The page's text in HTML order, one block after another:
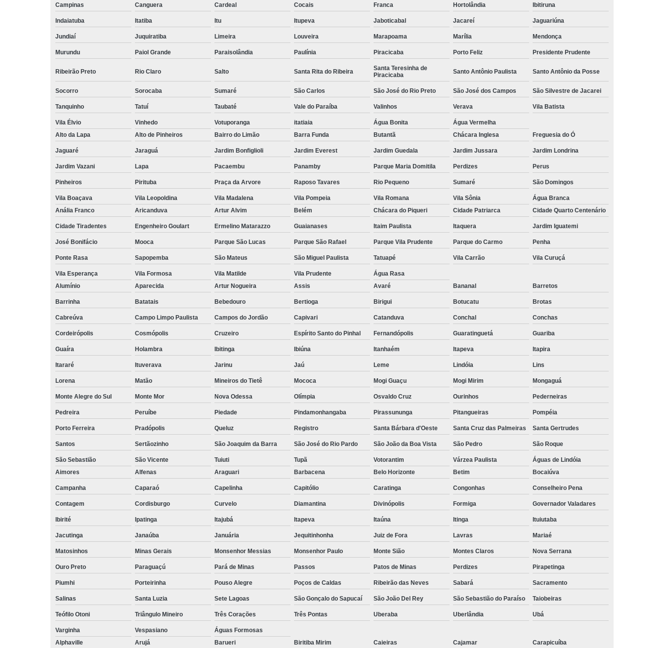
Campinas Canguera Cardeal Cocais Franca Hortolândia Ibitiruna
Indaiatuba Itatiba Itu Itupeva Jaboticabal Jacareí Jaguariúna
Jundiaí Juquiratiba Limeira Louveira Marapoama Marília Mendonça
Murundu Paiol Grande Paraisolândia Paulínia Piracicaba Porto Feliz Presidente Prudente
Ribeirão Preto Rio Claro Salto Santa Rita do Ribeira
Santa Teresinha de
Piracicaba
Santo Antônio Paulista Santo Antônio da Posse
Socorro Sorocaba Sumaré São Carlos São José do Rio Preto São José dos Campos São Silvestre de Jacarei
Tanquinho Tatuí Taubaté Vale do Paraíba Valinhos Verava Vila Batista
Vila Élvio Vinhedo Votuporanga itatiaia Água Bonita
Água Vermelha
Alto da Lapa
Alto de Pinheiros Bairro do Limão Barra Funda Butantã Chácara Inglesa Freguesia do Ó
Jaguaré Jaraguá Jardim Bonfiglioli Jardim Everest Jardim Guedala Jardim Jussara Jardim Londrina
Jardim Vazani Lapa Pacaembu Panamby Parque Maria Domitila Perdizes Perus
Pinheiros Pirituba Praça da Arvore Raposo Tavares Rio Pequeno Sumaré São Domingos
Vila Boaçava Vila Leopoldina Vila Madalena Vila Pompeia Vila Romana Vila Sônia
Água Branca
Anália Franco
Aricanduva Artur Alvim Belém Chácara do Piqueri Cidade Patriarca Cidade Quarto Centenário
Cidade Tiradentes Engenheiro Goulart Ermelino Matarazzo Guaianases Itaim Paulista Itaquera Jardim Iguatemi
José Bonifácio Mooca Parque São Lucas Parque São Rafael Parque Vila Prudente Parque do Carmo Penha
Ponte Rasa Sapopemba São Mateus São Miguel Paulista Tatuapé Vila Carrão Vila Curuçá
Vila Esperança Vila Formosa Vila Matilde Vila Prudente
Água Rasa
Alumínio
Aparecida Artur Nogueira Assis Avaré Bananal Barretos
Barrinha Batatais Bebedouro Bertioga Birigui Botucatu Brotas
Cabreúva Campo Limpo Paulista Campos do Jordão Capivari Catanduva Conchal Conchas
Cordeirópolis Cosmópolis Cruzeiro Espírito Santo do Pinhal Fernandópolis Guaratinguetá Guariba
Guaíra Holambra Ibitinga Ibiúna Itanhaém Itapeva Itapira
Itararé Ituverava Jarinu Jaú Leme Lindóia Lins
Lorena Matão Mineiros do Tietê Mococa Mogi Guaçu Mogi Mirim Mongaguá
Monte Alegre do Sul Monte Mor Nova Odessa Olímpia Osvaldo Cruz Ourinhos Pederneiras
Pedreira Peruíbe Piedade Pindamonhangaba Pirassununga Pitangueiras Pompéia
Porto Ferreira Pradópolis Queluz Registro Santa Bárbara d'Oeste Santa Cruz das Palmeiras Santa Gertrudes
Santos Sertãozinho São Joaquim da Barra São José do Rio Pardo São João da Boa Vista São Pedro São Roque
São Sebastião São Vicente Tuiuti Tupã Votorantim Várzea Paulista
Águas de Lindóia
Aimores
Alfenas Araguari Barbacena Belo Horizonte Betim Bocaiúva
Campanha Caparaó Capelinha Capitólio Caratinga Congonhas Conselheiro Pena
Contagem Cordisburgo Curvelo Diamantina Divinópolis Formiga Governador Valadares
Ibirité Ipatinga Itajubá Itapeva Itaúna Itinga Ituiutaba
Jacutinga Janaúba Januária Jequitinhonha Juiz de Fora Lavras Mariaé
Matosinhos Minas Gerais Monsenhor Messias Monsenhor Paulo Monte Sião Montes Claros Nova Serrana
Ouro Preto Paraguaçú Pará de Minas Passos Patos de Minas Perdizes Pirapetinga
Piumhi Porteirinha Pouso Alegre Poços de Caldas Ribeirão das Neves Sabará Sacramento
Salinas Santa Luzia Sete Lagoas São Gonçalo do Sapucaí São João Del Rey São Sebastião do Paraíso Taiobeiras
Teófilo Otoni Triângulo Mineiro Três Corações Três Pontas Uberaba Uberlândia Ubá
Varginha Vespasiano
Águas Formosas
Alphaville
Arujá Barueri Biritiba Mirim Caieiras Cajamar Carapicuíba